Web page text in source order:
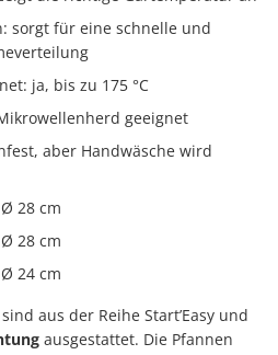
sorgt für eine schnelle und
ja, bis zu 175 °C
geeignet
aber Handwäsche wird
28 cm
28 cm
24 cm
aus der Reihe Start’Easy und
ausgestattet. Die Pfannen